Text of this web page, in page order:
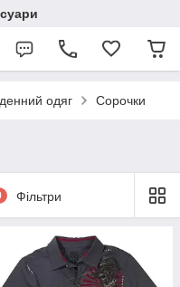
одяг Сорочки
Фільтри